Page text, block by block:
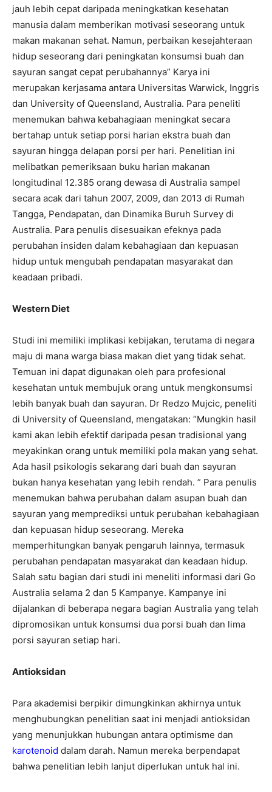
jauh lebih cepat daripada meningkatkan kesehatan
manusia dalam memberikan motivasi seseorang untuk
makan makanan sehat. Namun, perbaikan kesejahteraan
hidup seseorang dari peningkatan konsumsi buah dan
sayuran sangat cepat perubahannya” Karya ini
merupakan kerjasama antara Universitas Warwick, Inggris
dan University of Queensland, Australia. Para peneliti
menemukan bahwa kebahagiaan meningkat secara
bertahap untuk setiap porsi harian ekstra buah dan
sayuran hingga delapan porsi per hari. Penelitian ini
melibatkan pemeriksaan buku harian makanan
longitudinal 12.385 orang dewasa di Australia sampel
secara acak dari tahun 2007, 2009, dan 2013 di Rumah
Tangga, Pendapatan, dan Dinamika Buruh Survey di
Australia. Para penulis disesuaikan efeknya pada
perubahan insiden dalam kebahagiaan dan kepuasan
hidup untuk mengubah pendapatan masyarakat dan
keadaan pribadi.
Western Diet
Studi ini memiliki implikasi kebijakan, terutama di negara
maju di mana warga biasa makan diet yang tidak sehat.
Temuan ini dapat digunakan oleh para profesional
kesehatan untuk membujuk orang untuk mengkonsumsi
lebih banyak buah dan sayuran. Dr Redzo Mujcic, peneliti
di University of Queensland, mengatakan: “Mungkin hasil
kami akan lebih efektif daripada pesan tradisional yang
meyakinkan orang untuk memiliki pola makan yang sehat.
Ada hasil psikologis sekarang dari buah dan sayuran
bukan hanya kesehatan yang lebih rendah. ” Para penulis
menemukan bahwa perubahan dalam asupan buah dan
sayuran yang memprediksi untuk perubahan kebahagiaan
dan kepuasan hidup seseorang. Mereka
memperhitungkan banyak pengaruh lainnya, termasuk
perubahan pendapatan masyarakat dan keadaan hidup.
Salah satu bagian dari studi ini meneliti informasi dari Go
Australia selama 2 dan 5 Kampanye. Kampanye ini
dijalankan di beberapa negara bagian Australia yang telah
dipromosikan untuk konsumsi dua porsi buah dan lima
porsi sayuran setiap hari.
Antioksidan
Para akademisi berpikir dimungkinkan akhirnya untuk
menghubungkan penelitian saat ini menjadi antioksidan
yang menunjukkan hubungan antara optimisme dan
karotenoid dalam darah. Namun mereka berpendapat
bahwa penelitian lebih lanjut diperlukan untuk hal ini.